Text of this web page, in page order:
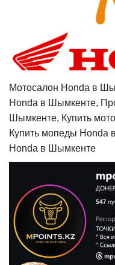
Мотосалон Honda в
Honda в Шымкенте,
Шымкенте, Купить
Купить мопеды Honda
Honda в Шымкенте